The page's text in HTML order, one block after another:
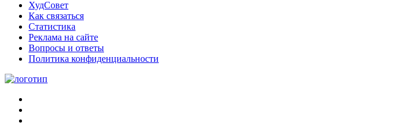
ХудСовет
Как связаться
Статистика
Реклама на сайте
Вопросы и ответы
Политика конфиденциальности